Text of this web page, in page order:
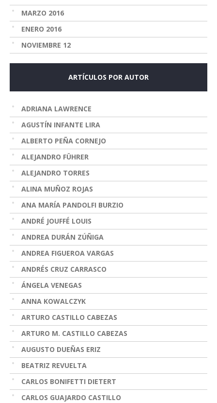
MARZO 2016
ENERO 2016
NOVIEMBRE 12
ARTÍCULOS POR AUTOR
ADRIANA LAWRENCE
AGUSTÍN INFANTE LIRA
ALBERTO PEÑA CORNEJO
ALEJANDRO FÜHRER
ALEJANDRO TORRES
ALINA MUÑOZ ROJAS
ANA MARÍA PANDOLFI BURZIO
ANDRÉ JOUFFÉ LOUIS
ANDREA DURÁN ZÚÑIGA
ANDREA FIGUEROA VARGAS
ANDRÉS CRUZ CARRASCO
ÁNGELA VENEGAS
ANNA KOWALCZYK
ARTURO CASTILLO CABEZAS
ARTURO M. CASTILLO CABEZAS
AUGUSTO DUEÑAS ERIZ
BEATRIZ REVUELTA
CARLOS BONIFETTI DIETERT
CARLOS GUAJARDO CASTILLO